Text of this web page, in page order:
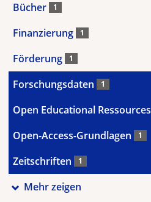
Bücher 1
Finanzierung 1
Förderung 1
Forschungsdaten 1
Open Educational Ressources
Open-Access-Grundlagen 1
Zeitschriften 1
Mehr zeigen